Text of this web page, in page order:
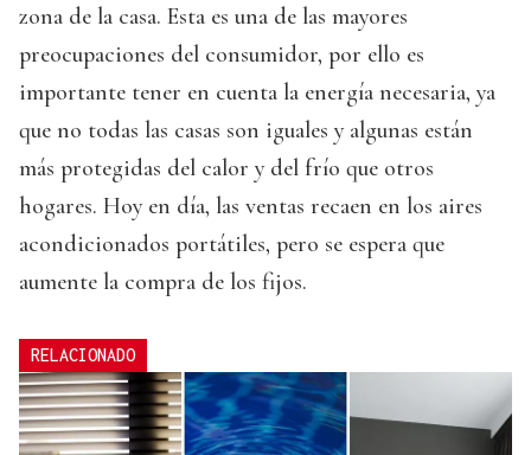
zona de la casa. Esta es una de las mayores
preocupaciones del consumidor, por ello es
importante tener en cuenta la energía necesaria, ya
que no todas las casas son iguales y algunas están
más protegidas del calor y del frío que otros
hogares. Hoy en día, las ventas recaen en los aires
acondicionados portátiles, pero se espera que
aumente la compra de los fijos.
RELACIONADO